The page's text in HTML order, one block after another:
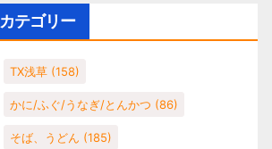
カテゴリー
TX浅草 (158)
かに/ふぐ/うなぎ/とんかつ (86)
そば、うどん (185)